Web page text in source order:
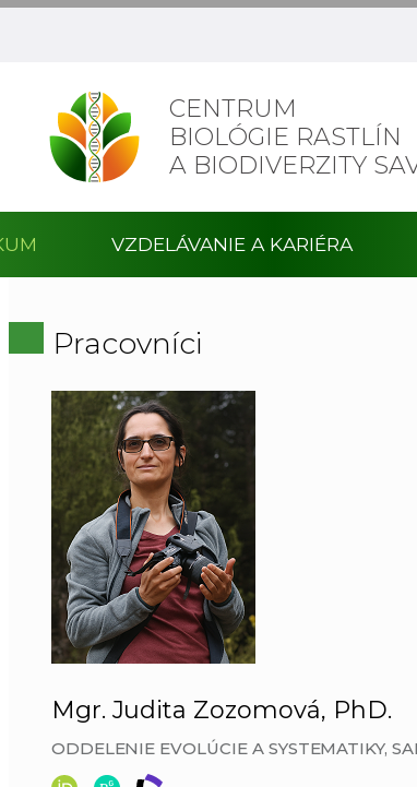
CENTRUM
BIOLÓGIE RASTLÍN
A BIODIVERZITY
VZDELÁVANIE A KARIÉRA
Pracovníci
Mgr. Judita Zozomová, PhD.
ODDELENIE EVOLÚCIE A SYSTEMATIKY,